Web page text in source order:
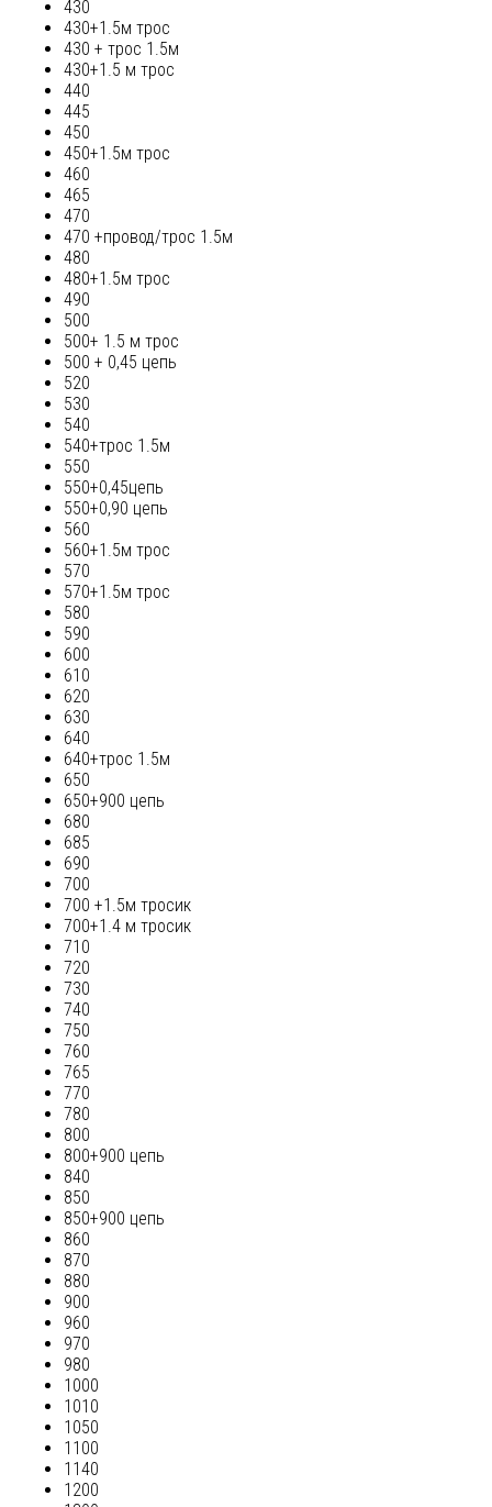
430
430+1.5м трос
430 + трос 1.5м
430+1.5 м трос
440
445
450
450+1.5м трос
460
465
470
470 +провод/трос 1.5м
480
480+1.5м трос
490
500
500+ 1.5 м трос
500 + 0,45 цепь
520
530
540
540+трос 1.5м
550
550+0,45цепь
550+0,90 цепь
560
560+1.5м трос
570
570+1.5м трос
580
590
600
610
620
630
640
640+трос 1.5м
650
650+900 цепь
680
685
690
700
700 +1.5м тросик
700+1.4 м тросик
710
720
730
740
750
760
765
770
780
800
800+900 цепь
840
850
850+900 цепь
860
870
880
900
960
970
980
1000
1010
1050
1100
1140
1200